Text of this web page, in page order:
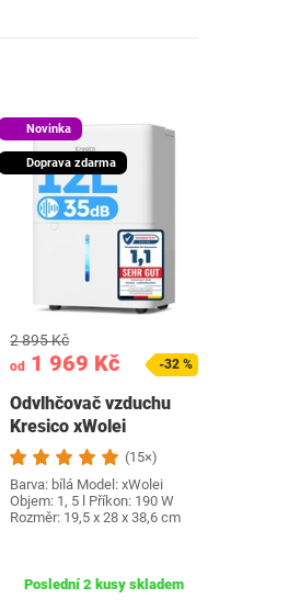
Novinka
Doprava zdarma
od 1 969 Kč
2 895 Kč
-32 %
Odvlhčovač vzduchu
Kresico xWolei
(15×)
Barva: bílá Model: xWolei
Objem: 1, 5 l Příkon: 190 W
Rozměr: 19,5 x 28 x 38,6 cm
Poslední 2 kusy skladem